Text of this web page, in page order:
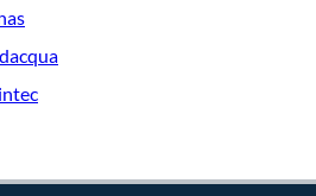
o terrazas tipo balcón. Se instalan
o se pueden colgar del techo si este lo
juveniles, zonas de lectura o como un
exterior.
por color, número de plazas, material o
moderno, clásico o tropical. Tenemos
grandes como a pequeños balcones